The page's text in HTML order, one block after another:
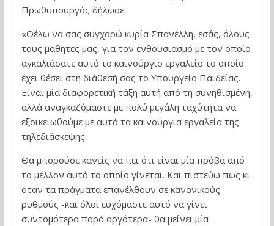
Πρωθυπουργός δήλωσε:
«Θέλω να σας συγχαρώ κυρία Σπανέλλη, εσάς, όλους
τους μαθητές μας, για τον ενθουσιασμό με τον οποίο
αγκαλιάσατε αυτό το καινούργιο εργαλείο το οποίο
έχει θέσει στη διάθεσή σας το Υπουργείο Παιδείας.
Είναι μία διαφορετική τάξη αυτή από τη συνηθισμένη,
αλλά αναγκαζόμαστε με πολύ μεγάλη ταχύτητα να
εξοικειωθούμε με αυτά τα καινούργια εργαλεία της
τηλεδιάσκεψης.
Θα μπορούσε κανείς να πει ότι είναι μία πρόβα από
το μέλλον αυτό το οποίο γίνεται. Και πιστεύω πως κι
όταν τα πράγματα επανέλθουν σε κανονικούς
ρυθμούς -και όλοι ευχόμαστε αυτό να γίνει
συντομότερα παρά αργότερα- θα μείνει μία